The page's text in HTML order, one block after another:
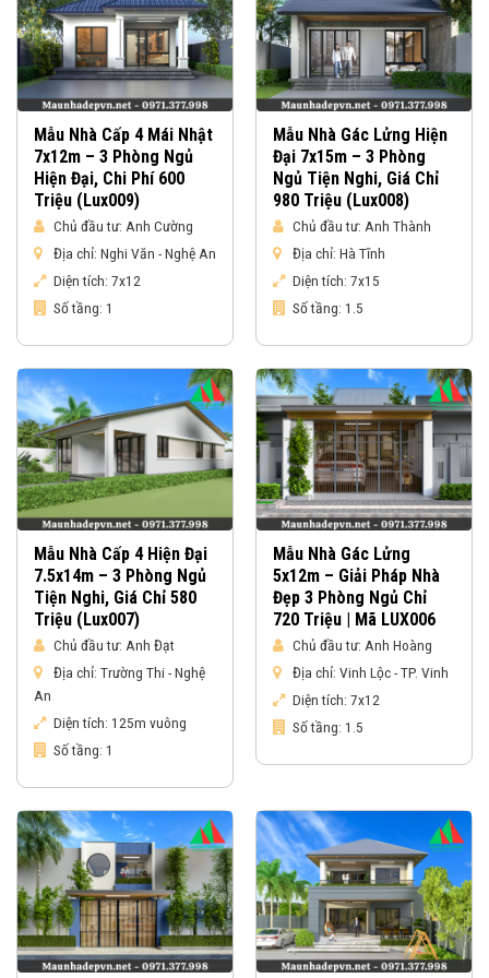
Mẫu Nhà Cấp 4 Mái Nhật
7x12m – 3 Phòng Ngủ
Hiện Đại, Chi Phí 600
Triệu (Lux009)
Chủ đầu tư: Anh Cường
Địa chỉ: Nghi Văn - Nghệ An
Diện tích: 7x12
Số tầng: 1
Mẫu Nhà Gác Lửng Hiện
Đại 7x15m – 3 Phòng
Ngủ Tiện Nghi, Giá Chỉ
980 Triệu (Lux008)
Chủ đầu tư: Anh Thành
Địa chỉ: Hà Tĩnh
Diện tích: 7x15
Số tầng: 1.5
Mẫu Nhà Cấp 4 Hiện Đại
7.5x14m – 3 Phòng Ngủ
Tiện Nghi, Giá Chỉ 580
Triệu (Lux007)
Chủ đầu tư: Anh Đạt
Địa chỉ: Trường Thi - Nghệ
An
Diện tích: 125m vuông
Số tầng: 1
Mẫu Nhà Gác Lửng
5x12m – Giải Pháp Nhà
Đẹp 3 Phòng Ngủ Chỉ
720 Triệu | Mã LUX006
Chủ đầu tư: Anh Hoàng
Địa chỉ: Vinh Lộc - TP. Vinh
Diện tích: 7x12
Số tầng: 1.5